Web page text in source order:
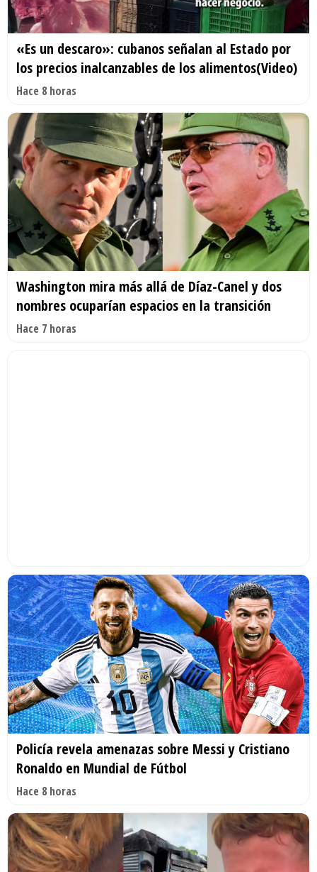
«Es un descaro»: cubanos señalan al Estado por
los precios inalcanzables de los alimentos(Video)
Hace 8 horas
Washington mira más allá de Díaz-Canel y dos
nombres ocuparían espacios en la transición
Hace 7 horas
Policía revela amenazas sobre Messi y Cristiano
Ronaldo en Mundial de Fútbol
Hace 8 horas